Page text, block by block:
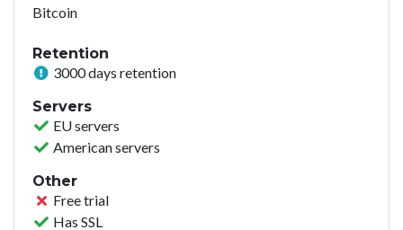
Bitcoin
Retention
3000 days retention
Servers
EU servers
American servers
Other
Free trial
Has SSL